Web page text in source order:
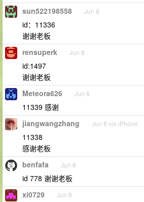
sun522198558 Jun 8
id：11336
谢谢老板
rensuperk Jun 8
id:1497
谢谢老板
Meteora626 Jun 8
11339 感谢
jiangwangzhang Jun 8 via iPhone
11338
感谢老板
benfafa Jun 8
id 778 谢谢老板
xi0729 Jun 8